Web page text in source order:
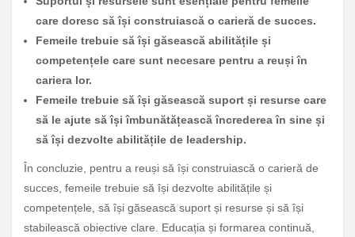
care doresc să își construiască o carieră de succes.
Femeile trebuie să își găsească abilitățile și
competențele care sunt necesare pentru a reuși în
cariera lor.
Femeile trebuie să își găsească suport și resurse care
să le ajute să își îmbunătățească încrederea în sine și
să își dezvolte abilitățile de leadership.
În concluzie, pentru a reuși să își construiască o carieră de
succes, femeile trebuie să își dezvolte abilitățile și
competențele, să își găsească suport și resurse și să își
stabilească obiective clare. Educația și formarea continuă,